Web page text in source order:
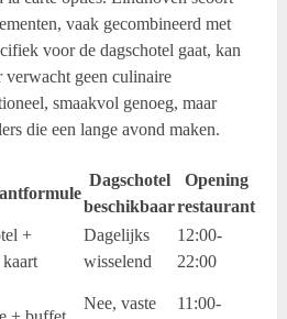
vaak gecombineerd met
voor de dagschotel gaat, kan
verwacht geen culinaire
smaakvol genoeg, maar
die een lange avond maken.
Dagschotel
beschikbaar
Opening
restaurant
+
Dagelijks
wisselend
12:00-
22:00
Nee, vaste 11:00-